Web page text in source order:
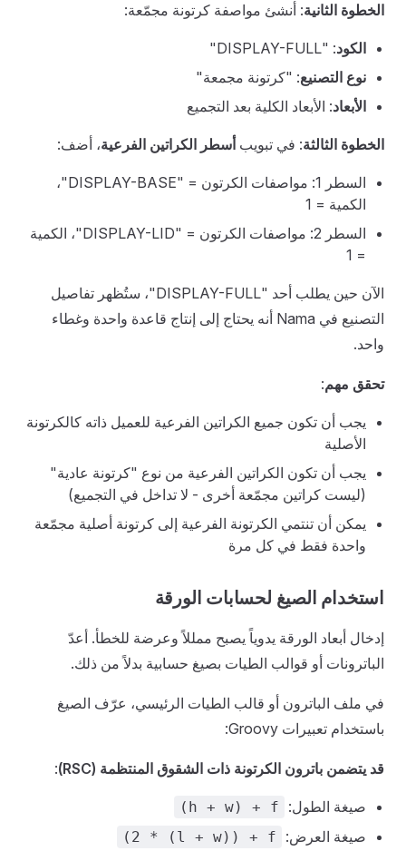
الخطوة الثانية: أنشئ مواصفة كرتونة مجمّعة:
الكود: "DISPLAY-FULL"
نوع التصنيع: "كرتونة مجمعة"
الأبعاد: الأبعاد الكلية بعد التجميع
الخطوة الثالثة: في تبويب أسطر الكراتين الفرعية، أضف:
السطر 1: مواصفات الكرتون = "DISPLAY-BASE"،
الكمية = 1
السطر 2: مواصفات الكرتون = "DISPLAY-LID"، الكمية
= 1
الآن حين يطلب أحد "DISPLAY-FULL"، ستُظهر تفاصيل
التصنيع في Nama أنه يحتاج إلى إنتاج قاعدة واحدة وغطاء
واحد.
تحقق مهم:
يجب أن تكون جميع الكراتين الفرعية للعميل ذاته كالكرتونة
الأصلية
يجب أن تكون الكراتين الفرعية من نوع "كرتونة عادية"
(ليست كراتين مجمّعة أخرى - لا تداخل في التجميع)
يمكن أن تنتمي الكرتونة الفرعية إلى كرتونة أصلية مجمّعة
واحدة فقط في كل مرة
استخدام الصيغ لحسابات الورقة
إدخال أبعاد الورقة يدوياً يصبح ممللاً وعرضة للخطأ. أعدّ
الباترونات أو قوالب الطيات بصيغ حسابية بدلاً من ذلك.
في ملف الباترون أو قالب الطيات الرئيسي، عرّف الصيغ
باستخدام تعبيرات Groovy:
قد يتضمن باترون الكرتونة ذات الشقوق المنتظمة (RSC) :
صيغة الطول: (h + w) + f
صيغة العرض: (2 * (l + w)) + f